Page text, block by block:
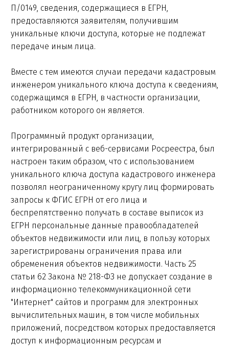
П/0149, сведения, содержащиеся в ЕГРН,
предоставляются заявителям, получившим
уникальные ключи доступа, которые не подлежат
передаче иным лица.
Вместе с тем имеются случаи передачи кадастровым
инженером уникального ключа доступа к сведениям,
содержащимся в ЕГРН, в частности организации,
работником которого он является.
Программный продукт организации,
интегрированный с веб-сервисами Росреестра, был
настроен таким образом, что с использованием
уникального ключа доступа кадастрового инженера
позволял неограниченному кругу лиц формировать
запросы к ФГИС ЕГРН от его лица и
беспрепятственно получать в составе выписок из
ЕГРН персональные данные правообладателей
объектов недвижимости или лиц, в пользу которых
зарегистрированы ограничения права или
обременения объектов недвижимости. Часть 25
статьи 62 Закона № 218-ФЗ не допускает создание в
информационно телекоммуникационной сети
"Интернет" сайтов и программ для электронных
вычислительных машин, в том числе мобильных
приложений, посредством которых предоставляется
доступ к информационным ресурсам и